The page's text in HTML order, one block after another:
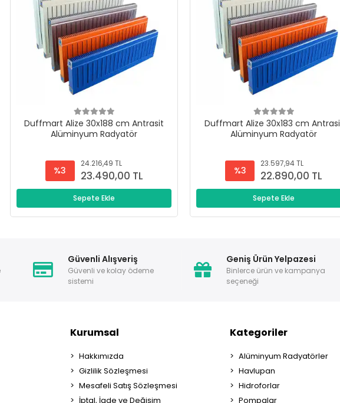
Duffmart Alize 30x188 cm Antrasit
Alüminyum Radyatör
%3
24.216,49 TL
23.490,00 TL
Sepete Ekle
Duffmart Alize 30x183 cm
Alüminyum Radyatör
%3
23.597,94 TL
22.890,00 TL
Sepete Ekle
Güvenli Alışveriş
Güvenli ve kolay ödeme
sistemi
Geniş Ürün Yelpazesi
Binlerce ürün ve kampanya
seçeneği
Kurumsal
Hakkımızda
Gizlilik Sözleşmesi
Mesafeli Satış Sözleşmesi
İptal, İade ve Değişim
Kategoriler
Alüminyum Radyatörler
Havlupan
Hidroforlar
Pompalar